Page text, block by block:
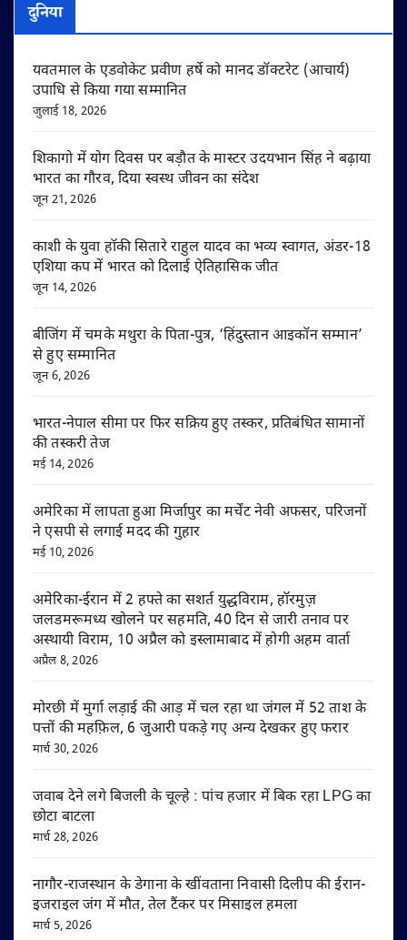
दुनिया
यवतमाल के एडवोकेट प्रवीण हर्षे को मानद डॉक्टरेट (आचार्य)
उपाधि से किया गया सम्मानित
जुलाई 18, 2026
शिकागो में योग दिवस पर बड़ौत के मास्टर उदयभान सिंह ने बढ़ाया
भारत का गौरव, दिया स्वस्थ जीवन का संदेश
जून 21, 2026
काशी के युवा हॉकी सितारे राहुल यादव का भव्य स्वागत, अंडर-18
एशिया कप में भारत को दिलाई ऐतिहासिक जीत
जून 14, 2026
बीजिंग में चमके मथुरा के पिता-पुत्र, ‘हिंदुस्तान आइकॉन सम्मान’
से हुए सम्मानित
जून 6, 2026
भारत-नेपाल सीमा पर फिर सक्रिय हुए तस्कर, प्रतिबंधित सामानों
की तस्करी तेज
मई 14, 2026
अमेरिका में लापता हुआ मिर्जापुर का मर्चेंट नेवी अफसर, परिजनों
ने एसपी से लगाई मदद की गुहार
मई 10, 2026
अमेरिका-ईरान में 2 हफ्ते का सशर्त युद्धविराम, हॉरमुज़
जलडमरूमध्य खोलने पर सहमति, 40 दिन से जारी तनाव पर
अस्थायी विराम, 10 अप्रैल को इस्लामाबाद में होगी अहम वार्ता
अप्रैल 8, 2026
मोरछी में मुर्गा लड़ाई की आड़ में चल रहा था जंगल में 52 ताश के
पत्तों की महफ़िल, 6 जुआरी पकड़े गए अन्य देखकर हुए फरार
मार्च 30, 2026
जवाब देने लगे बिजली के चूल्हे : पांच हजार में बिक रहा LPG का
छोटा बाटला
मार्च 28, 2026
नागौर-राजस्थान के डेगाना के खींवताना निवासी दिलीप की ईरान-
इजराइल जंग में मौत, तेल टैंकर पर मिसाइल हमला
मार्च 5, 2026